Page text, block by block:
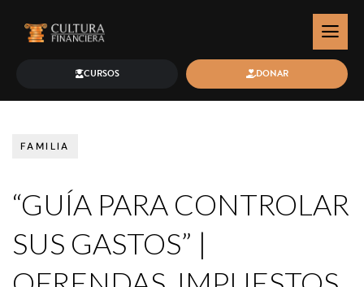
CURSOS DONAR
FAMILIA
“GUÍA PARA CONTROLAR
SUS GASTOS” |